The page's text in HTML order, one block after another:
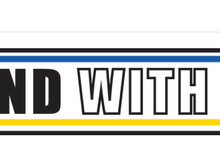
Google News
Threads